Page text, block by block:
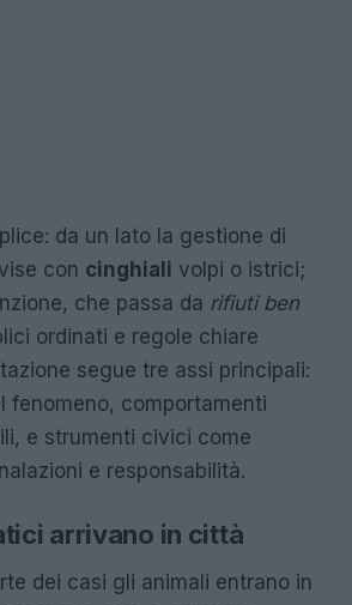
da un lato la gestione di
con cinghiali volpi o istrici;
che passa da rifiuti ben
ordinati e regole chiare
segue tre assi principali:
fenomeno, comportamenti
e strumenti civici come
e responsabilità.
arrivano in città
dei casi gli animali entrano in